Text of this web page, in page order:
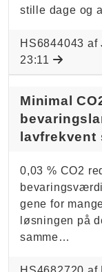
stille dage og
HS6844043 af
23:11
Minimal
lavfrekvent
0,03 % CO2
gene for
løsningen på
samme…